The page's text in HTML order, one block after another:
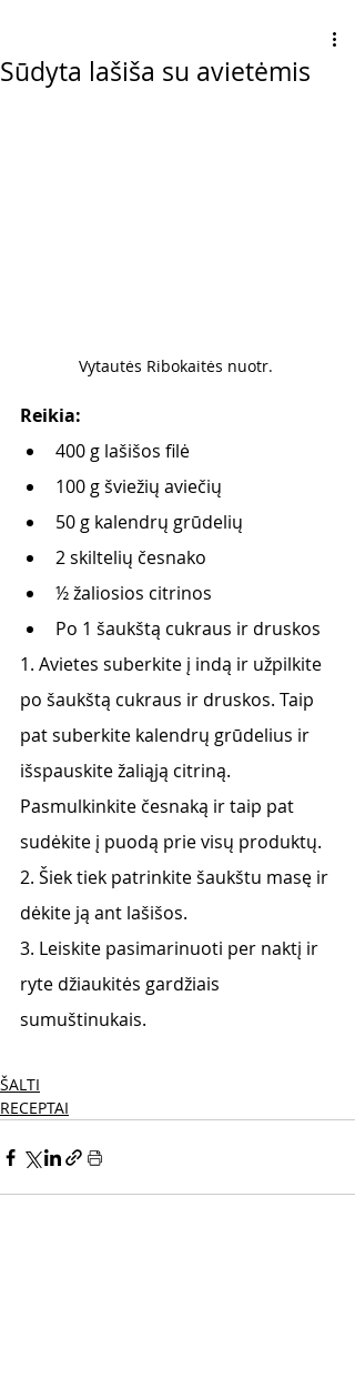
Sūdyta lašiša su avietėmis
Vytautės Ribokaitės nuotr.
Reikia:
400 g lašišos filė
100 g šviežių aviečių
50 g kalendrų grūdelių
2 skiltelių česnako
½ žaliosios citrinos
Po 1 šaukštą cukraus ir druskos
1. Avietes suberkite į indą ir užpilkite
po šaukštą cukraus ir druskos. Taip
pat suberkite kalendrų grūdelius ir
išspauskite žaliąją citriną.
Pasmulkinkite česnaką ir taip pat
sudėkite į puodą prie visų produktų.
2. Šiek tiek patrinkite šaukštu masę ir
dėkite ją ant lašišos.
3. Leiskite pasimarinuoti per naktį ir
ryte džiaukitės gardžiais
sumuštinukais.
ŠALTI
RECEPTAI